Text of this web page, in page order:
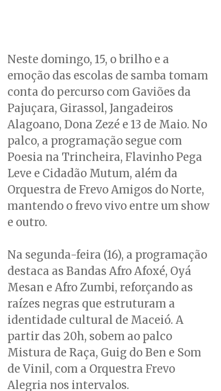
Neste domingo, 15, o brilho e a
emoção das escolas de samba tomam
conta do percurso com Gaviões da
Pajuçara, Girassol, Jangadeiros
Alagoano, Dona Zezé e 13 de Maio. No
palco, a programação segue com
Poesia na Trincheira, Flavinho Pega
Leve e Cidadão Mutum, além da
Orquestra de Frevo Amigos do Norte,
mantendo o frevo vivo entre um show
e outro.
Na segunda-feira (16), a programação
destaca as Bandas Afro Afoxé, Oyá
Mesan e Afro Zumbi, reforçando as
raízes negras que estruturam a
identidade cultural de Maceió. A
partir das 20h, sobem ao palco
Mistura de Raça, Guig do Ben e Som
de Vinil, com a Orquestra Frevo
Alegria nos intervalos.